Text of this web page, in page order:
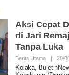
Aksi Cepat
di Jari
Tanpa Luka
Berita Utama | 20/
Kolaka,